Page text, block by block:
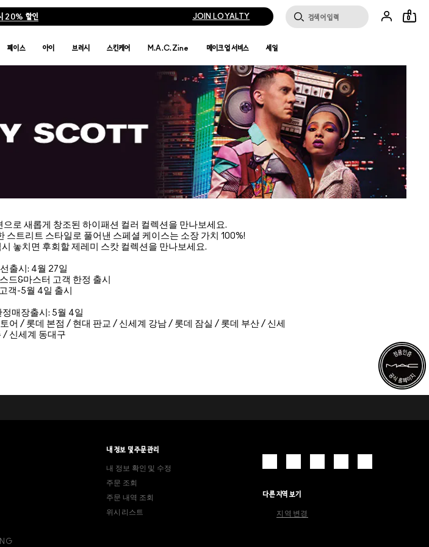
20% 할인 JOIN LOYALTY 0
페이스 아이 브러시 스킨케어 M.A.C.Zine 메이크업 서비스 세일
로 새롭게 창조된 하이패션 컬러 컬렉션을 만나보세요.
트리트 스타일로 풀어낸 스페셜 케이스는 소장 가치 100%!
놓치면 후회할 제레미 스캇 컬렉션을 만나보세요.
출시: 4월 27일
드&마스터 고객 한정 출시
객-5월 4일 출시
정매장출시: 5월 4일
/ 롯데 본점 / 현대 판교 / 신세계 강남 / 롯데 잠실 / 롯데 부산 / 신세
/ 신세계 동대구
내 정보 및 주문관리
내 정보 확인 및 수정
주문 조회
주문 내역 조회
위시리스트
다른 지역 보기
지역 변경